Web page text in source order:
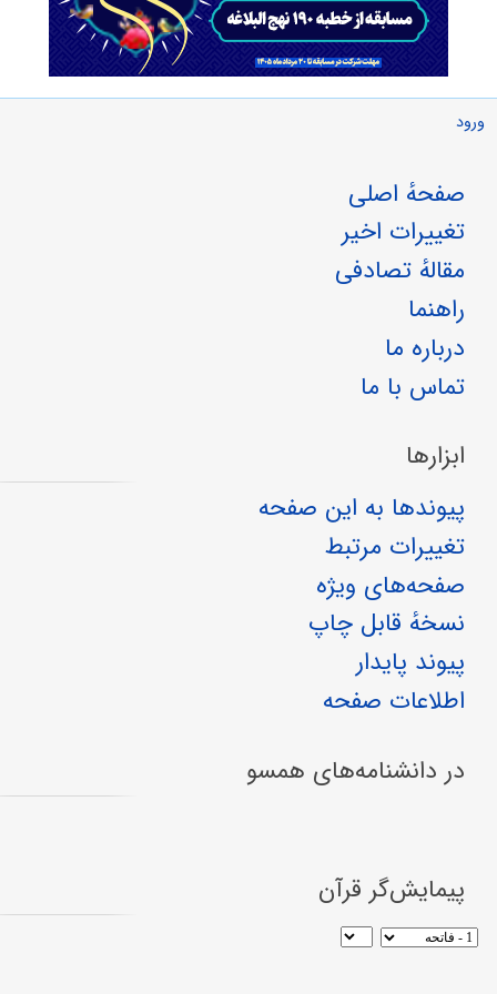
ورود
صفحهٔ اصلی
تغییرات اخیر
مقالهٔ تصادفی
راهنما
درباره ما
تماس با ما
ابزارها
پیوندها به این صفحه
تغییرات مرتبط
صفحه‌های ویژه
نسخهٔ قابل چاپ
پیوند پایدار
اطلاعات صفحه
در دانشنامه‌های همسو
پیمایش‌گر قرآن